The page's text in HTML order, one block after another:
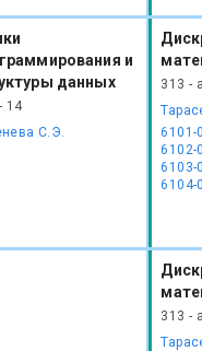
и
данных
14
С.Э.
313 -
6101-
6102-
6103-
6104-
313 -